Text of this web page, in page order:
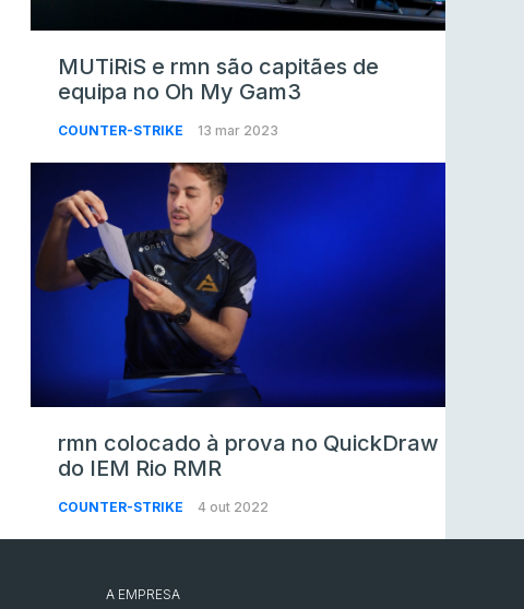
MUTiRiS e rmn são capitães de
equipa no Oh My Gam3
COUNTER-STRIKE 13 mar 2023
rmn colocado à prova no QuickDraw
do IEM Rio RMR
COUNTER-STRIKE 4 out 2022
A EMPRESA